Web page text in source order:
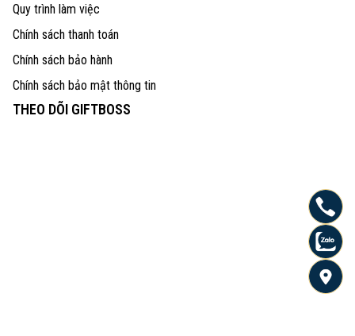
Quy trình làm việc
Chính sách thanh toán
Chính sách bảo hành
Chính sách bảo mật thông tin
THEO DÕI GIFTBOSS